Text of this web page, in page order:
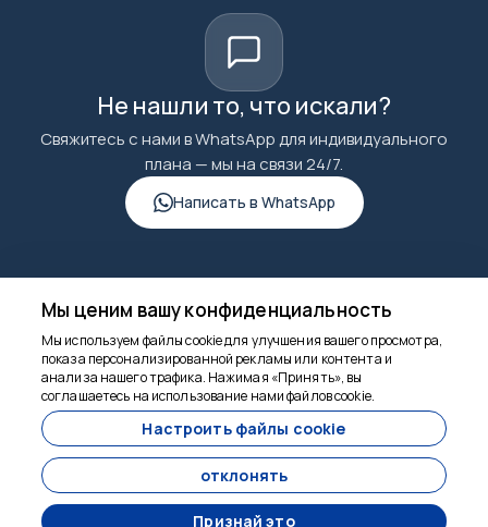
Не нашли то, что искали?
Свяжитесь с нами в WhatsApp для индивидуального
плана — мы на связи 24/7.
Написать в WhatsApp
goncuturizm.com
6860
goncuturizm.com - 6860
Мы ценим вашу конфиденциальность
Мы используем файлы cookie для улучшения вашего просмотра,
показа персонализированной рекламы или контента и
анализа нашего трафика. Нажимая «Принять», вы
соглашаетесь на использование нами файлов cookie.
Настроить файлы cookie
отклонять
Признай это
Мы здесь, чтобы
помочь